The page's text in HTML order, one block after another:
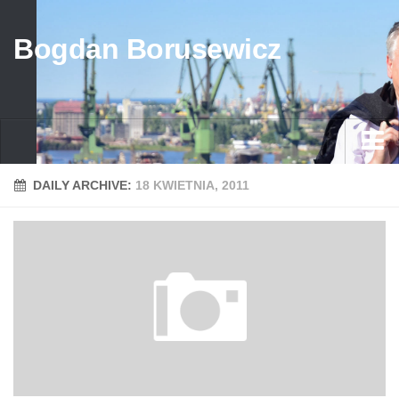
Bogdan Borusewicz
Aktualności
DAILY ARCHIVE: 18 KWIETNIA, 2011